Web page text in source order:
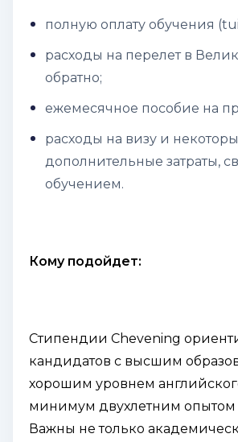
полную оплату обучения
расходы на перелет в
обратно;
ежемесячное пособие на
расходы на визу и
дополнительные затраты,
обучением.
Кому подойдет:
Стипендии Chevening
кандидатов с высшим
хорошим уровнем
минимум двухлетним опытом
Важны не только